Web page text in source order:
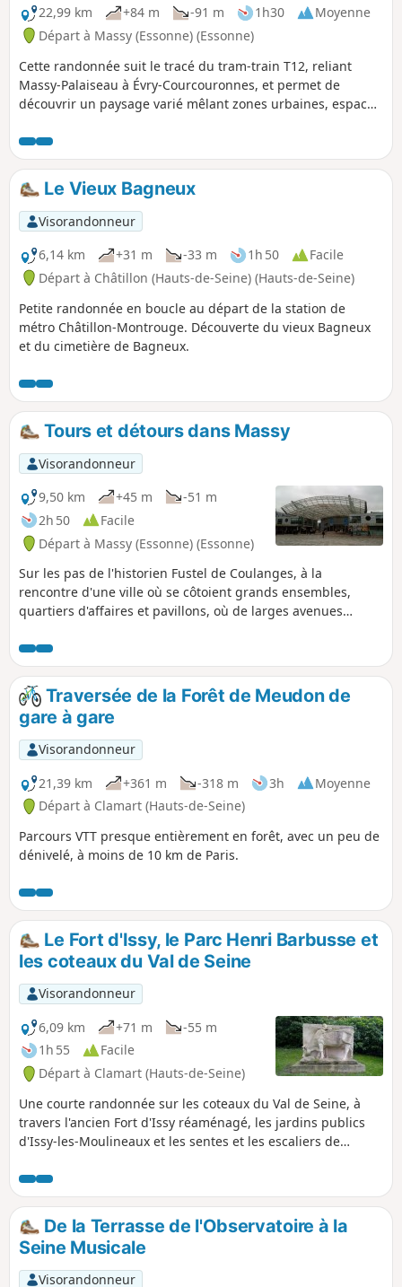
22,99 km
+84 m -91 m 1h30
Moyenne
Départ à Massy (Essonne) (Essonne)
Cette randonnée suit le tracé du tram-train T12, reliant
Massy-Palaiseau à Évry-Courcouronnes, et permet de
découvrir un paysage varié mêlant zones urbaines, espaces
emprunte notamment la voie verte aménagée le long du
T12, entre la gare d’Épinay-sur-Orge et le terminus d’Évry-
Courcouronnes, offrant une agréable portion piétonne et
cyclable sécurisée. Cette balade propose une immersion
dans les territoires desservis par cette nouvelle ligne, avec
des pauses possibles aux différentes gares et stations, pour
profiter pleinement du patrimoine local et des espaces
verts.
Le Vieux Bagneux
Visorandonneur
6,14 km
+31 m -33 m 1h 50
Facile
Départ à Châtillon (Hauts-de-Seine) (Hauts-de-Seine)
Petite randonnée en boucle au départ de la station de
métro Châtillon-Montrouge. Découverte du vieux Bagneux
et du cimetière de Bagneux.
Tours et détours dans Massy
Visorandonneur
9,50 km
+45 m
-51 m
2h 50
Facile
Départ à Massy (Essonne) (Essonne)
Sur les pas de l'historien Fustel de Coulanges, à la
rencontre d'une ville où se côtoient grands ensembles,
quartiers d'affaires et pavillons, où de larges avenues
s'égrènent pièces d'eau et espaces verts.
Traversée de la Forêt de Meudon de
gare à gare
Visorandonneur
21,39 km
+361 m -318 m 3h
Moyenne
Départ à Clamart (Hauts-de-Seine)
Parcours VTT presque entièrement en forêt, avec un peu de
dénivelé, à moins de 10 km de Paris.
Le Fort d'Issy, le Parc Henri Barbusse et
les coteaux du Val de Seine
Visorandonneur
6,09 km
+71 m
-55 m
1h 55
Facile
Départ à Clamart (Hauts-de-Seine)
Une courte randonnée sur les coteaux du Val de Seine, à
travers l'ancien Fort d'Issy réaménagé, les jardins publics
d'Issy-les-Moulineaux et les sentes et les escaliers de
de beaux points de vue et un patrimoine diversifié.
De la Terrasse de l'Observatoire à la
Seine Musicale
Visorandonneur